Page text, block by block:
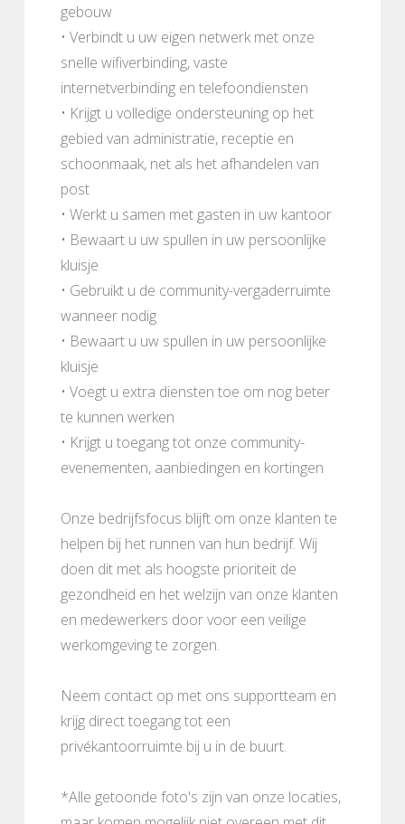
gebouw
• Verbindt u uw eigen netwerk met onze
snelle wifiverbinding, vaste
internetverbinding en telefoondiensten
• Krijgt u volledige ondersteuning op het
gebied van administratie, receptie en
schoonmaak, net als het afhandelen van
post
• Werkt u samen met gasten in uw kantoor
• Bewaart u uw spullen in uw persoonlijke
kluisje
• Gebruikt u de community-vergaderruimte
wanneer nodig
• Bewaart u uw spullen in uw persoonlijke
kluisje
• Voegt u extra diensten toe om nog beter
te kunnen werken
• Krijgt u toegang tot onze community-
evenementen, aanbiedingen en kortingen
Onze bedrijfsfocus blijft om onze klanten te
helpen bij het runnen van hun bedrijf. Wij
doen dit met als hoogste prioriteit de
gezondheid en het welzijn van onze klanten
en medewerkers door voor een veilige
werkomgeving te zorgen.
Neem contact op met ons supportteam en
krijg direct toegang tot een
privékantoorruimte bij u in de buurt.
*Alle getoonde foto's zijn van onze locaties,